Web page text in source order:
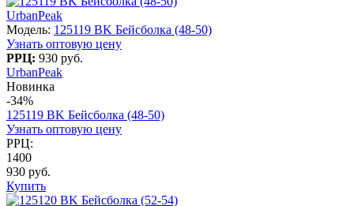
UrbanPeak
Модель: 125119 BK Бейсболка (48-50)
Узнать оптовую цену
РРЦ: 930 руб.
UrbanPeak
Новинка
-34%
125119 BK Бейсболка (48-50)
Узнать оптовую цену
РРЦ:
1400
930 руб.
Купить